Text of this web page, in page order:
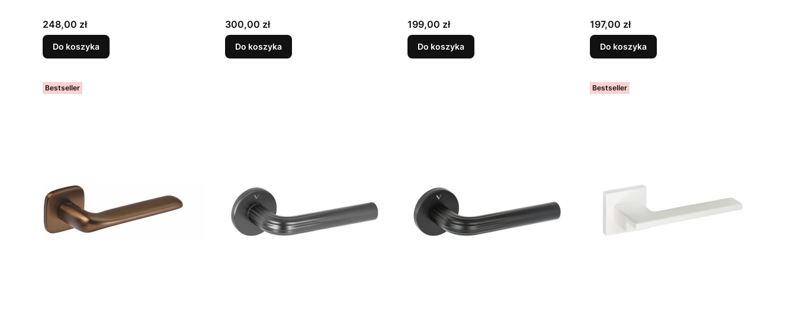
Cena
248,00 zł
Do koszyka
Cena
300,00 zł
Do koszyka
Cena
199,00 zł
Do koszyka
Cena
197,00 zł
Do koszyka
Bestseller Bestseller